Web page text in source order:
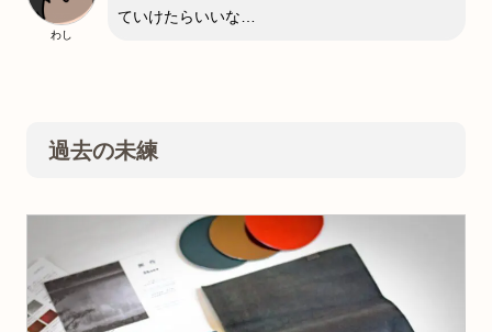
わし
ていけたらいいな…
過去の未練